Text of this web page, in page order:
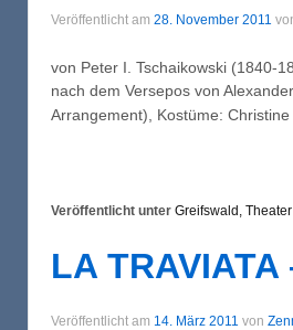
Veröffentlicht am 28. November 2011
von Peter I. Tschaikowski (1840-
nach dem Versepos von
Arrangement), Kostüme:
Veröffentlicht unter Greifswald,
LA
Veröffentlicht am 14. März 2011 von